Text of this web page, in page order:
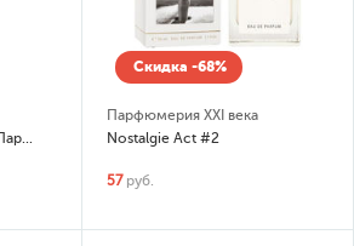
Gourman Red Emotion Парфюмерный ароматизатор для дома
Скидка -68%
Парфюмерия XXI века
Nostalgie Act #2
57 руб.